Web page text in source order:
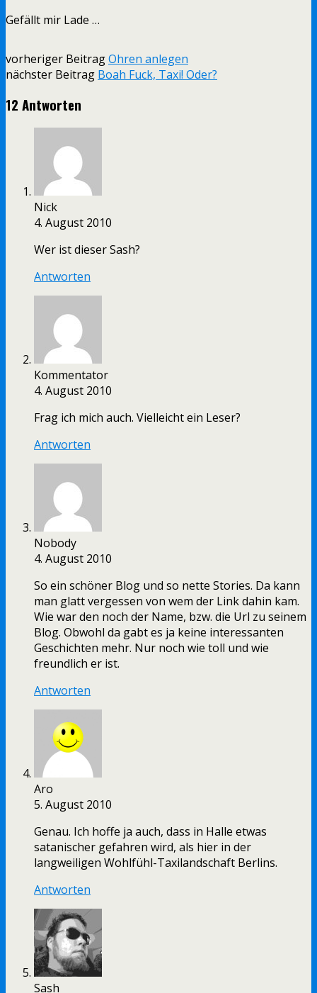
Gefällt mir Lade …
vorheriger BeitragOhren anlegen
nächster Beitrag Boah Fuck, Taxi! Oder?
12 Antworten
Nick
4. August 2010
Wer ist dieser Sash?
Antworten
Kommentator
4. August 2010
Frag ich mich auch. Vielleicht ein Leser?
Antworten
Nobody
4. August 2010
So ein schöner Blog und so nette Stories. Da kann
man glatt vergessen von wem der Link dahin kam.
Wie war den noch der Name, bzw. die Url zu seinem
Blog. Obwohl da gabt es ja keine interessanten
Geschichten mehr. Nur noch wie toll und wie
freundlich er ist.
Antworten
Aro
5. August 2010
Genau. Ich hoffe ja auch, dass in Halle etwas
satanischer gefahren wird, als hier in der
langweiligen Wohlfühl-Taxilandschaft Berlins.
Antworten
Sash